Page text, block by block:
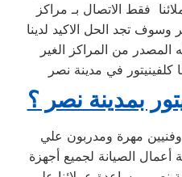
فقط الاتصال بـ مراكز
وسوف تجد الحل الاكيد لدينا
من المراكز الغير
في مدينة نصر
بمدينة نصر ؟
الصيانة لجميع أجهزة